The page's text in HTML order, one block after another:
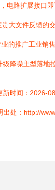
路扩展接口
大文件反馈
的推广工业
降噪主型落地
新时间：2026-
出处：http://